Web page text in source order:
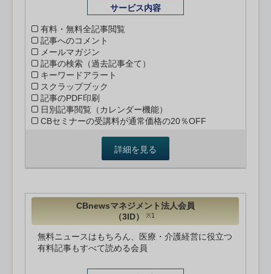
サービス内容
有料・無料全記事閲覧
記事へのコメント
メールマガジン
記事の検索（過去記事全て）
キーワードアラート
スクラップブック
記事のPDF印刷
日別記事閲覧（カレンダー機能）
CBセミナーの受講料が通常価格の20％OFF
詳細を見る
CBnewsマネジメント法人会員
（3ID）
※1
無料ニュースはもちろん、医療・介護経営に役立つ
有料記事もすべて読める会員